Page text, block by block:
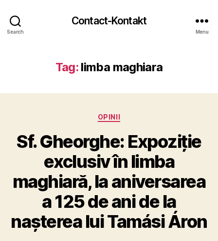
Search
Contact-Kontakt
Menu
Tag: limba maghiara
Categories
OPINII
Sf. Gheorghe: Expoziție
exclusiv în limba
maghiară, la aniversarea
a 125 de ani de la
nașterea lui Tamási Áron